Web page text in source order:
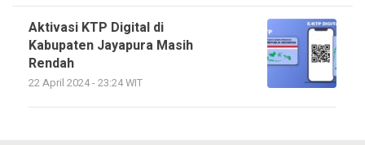
Aktivasi KTP Digital di
Kabupaten Jayapura Masih
Rendah
22 April 2024 - 23:24 WIT